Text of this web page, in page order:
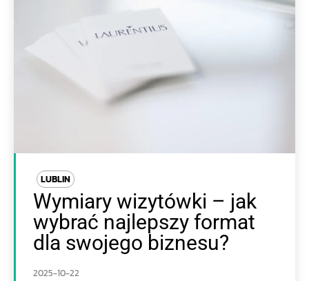
LUBLIN
Wymiary wizytówki – jak
wybrać najlepszy format
dla swojego biznesu?
2025-10-22